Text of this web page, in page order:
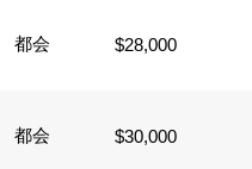
都会 $28,000
都会 $30,000